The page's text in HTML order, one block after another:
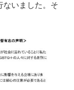
ないました。そ